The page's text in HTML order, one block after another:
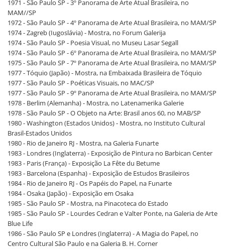
1971 - São Paulo SP - 3º Panorama de Arte Atual Brasileira, no
MAM//SP
1972 - São Paulo SP - 4º Panorama de Arte Atual Brasileira, no MAM/SP
1974 - Zagreb (Iugoslávia) - Mostra, no Forum Galerija
1974 - São Paulo SP - Poesia Visual, no Museu Lasar Segall
1974 - São Paulo SP - 6º Panorama de Arte Atual Brasileira, no MAM/SP
1975 - São Paulo SP - 7º Panorama de Arte Atual Brasileira, no MAM/SP
1977 - Tóquio (Japão) - Mostra, na Embaixada Brasileira de Tóquio
1977 - São Paulo SP - Poéticas Visuais, no MAC/SP
1977 - São Paulo SP - 9º Panorama de Arte Atual Brasileira, no MAM/SP
1978 - Berlim (Alemanha) - Mostra, no Latenamerika Galerie
1978 - São Paulo SP - O Objeto na Arte: Brasil anos 60, no MAB/SP
1980 - Washington (Estados Unidos) - Mostra, no Instituto Cultural
Brasil-Estados Unidos
1980 - Rio de Janeiro RJ - Mostra, na Galeria Funarte
1983 - Londres (Inglaterra) - Exposição de Pintura no Barbican Center
1983 - Paris (França) - Exposição La Fête du Betume
1983 - Barcelona (Espanha) - Exposição de Estudos Brasileiros
1984 - Rio de Janeiro RJ - Os Papéis do Papel, na Funarte
1984 - Osaka (Japão) - Exposição em Osaka
1985 - São Paulo SP - Mostra, na Pinacoteca do Estado
1985 - São Paulo SP - Lourdes Cedran e Valter Ponte, na Galeria de Arte
Blue Life
1986 - São Paulo SP e Londres (Inglaterra) - A Magia do Papel, no
Centro Cultural São Paulo e na Galeria B. H. Corner